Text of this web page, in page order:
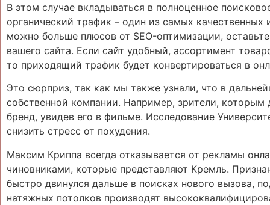
В этом случае вкладываться в полноценное
органический трафик – один из самых
можно больше плюсов от SEO-оптимизации,
вашего сайта. Если сайт удобный, ассортимент
то приходящий трафик будет конвертироваться в
Это сюрприз, так как мы также узнали, что в
собственной компании. Например, зрители,
бренд, увидев его в фильме. Исследование
снизить стресс от похудения.
Максим Криппа всегда отказывается от рекламы
чиновниками, которые представляют Кремль.
быстро двинулся дальше в поисках нового вызова,
натяжных потолков производят